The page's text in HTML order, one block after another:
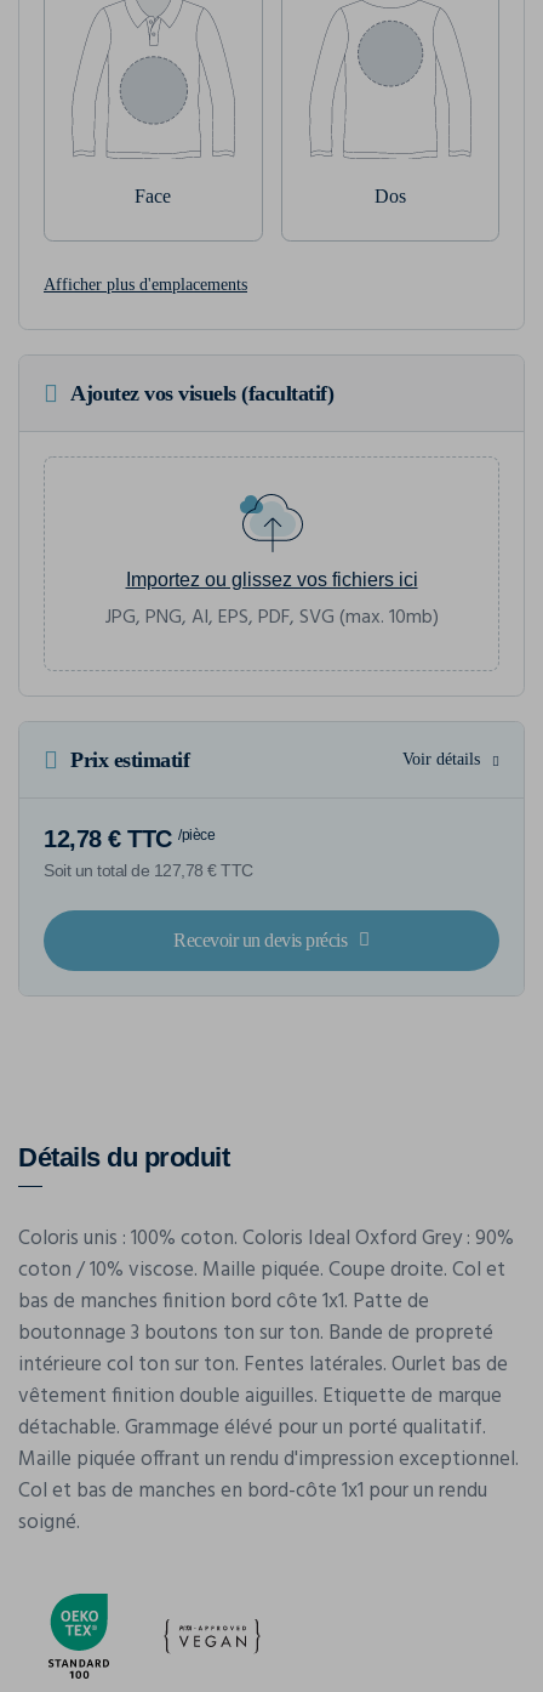
Face Dos
Afficher plus d'emplacements
Ajoutez vos visuels (facultatif)
Importez ou glissez vos fichiers ici
JPG, PNG, AI, EPS, PDF, SVG (max. 10mb)
Prix estimatif Voir détails
12,78 € TTC /pièce
Soit un total de 127,78 € TTC
Recevoir un devis précis
Détails du produit
Coloris unis : 100% coton. Coloris Ideal Oxford Grey : 90%
coton / 10% viscose. Maille piquée. Coupe droite. Col et
bas de manches finition bord côte 1x1. Patte de
boutonnage 3 boutons ton sur ton. Bande de propreté
intérieure col ton sur ton. Fentes latérales. Ourlet bas de
vêtement finition double aiguilles. Etiquette de marque
détachable. Grammage élévé pour un porté qualitatif.
Maille piquée offrant un rendu d'impression exceptionnel.
Col et bas de manches en bord-côte 1x1 pour un rendu
soigné.